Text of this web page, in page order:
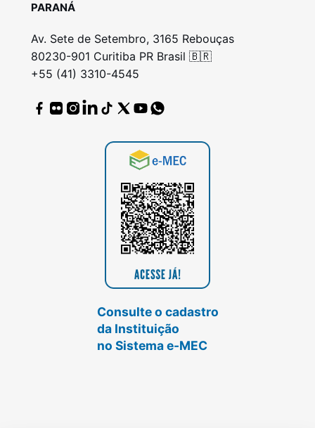
PARANÁ
Av. Sete de Setembro, 3165 Rebouças
80230-901 Curitiba PR Brasil 🇧🇷
+55 (41) 3310-4545
Consulte o cadastro
da Instituição
no Sistema e-MEC